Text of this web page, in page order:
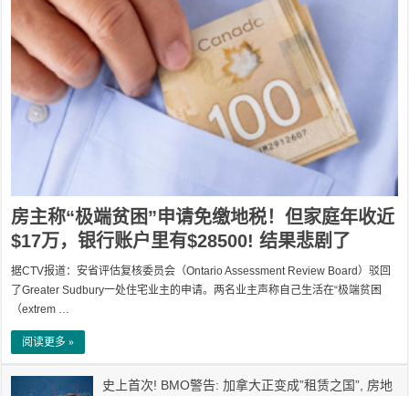
房主称“极端贫困”申请免缴地税！但家庭年收近
$17万，银行账户里有$28500! 结果悲剧了
据CTV报道：安省评估复核委员会（Ontario Assessment Review Board）驳回
了Greater Sudbury一处住宅业主的申请。两名业主声称自己生活在“极端贫困
（extrem …
阅读更多 »
史上首次! BMO警告: 加拿大正变成”租赁之国”, 房地